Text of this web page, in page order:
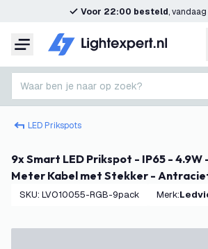
Voor 22:00 besteld,
Menu
Waar ben je naar op zoek?
LED Prikspots
9x Smart LED Prikspot - IP65 - 4.9W - RGB+CCT - 2
Meter Kabel met Stekker -
SKU: LVO10055-RGB-9pack Merk: